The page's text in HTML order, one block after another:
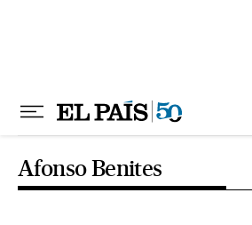
Afonso Benites